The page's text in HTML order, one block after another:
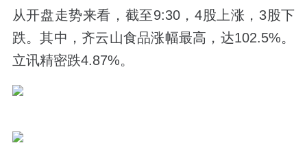
从开盘走势来看，截至9:30，4股上涨，3股下
跌。其中，齐云山食品涨幅最高，达102.5%。
立讯精密跌4.87%。